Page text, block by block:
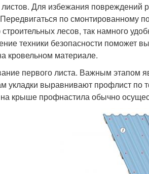
Для избежания повреждений
по смонтированному
строительных лесов, так намного
техники безопасности поможет
кровельном материале.
первого листа. Важным этапом
укладки выравнивают профлист по
на крыше профнастила обычно